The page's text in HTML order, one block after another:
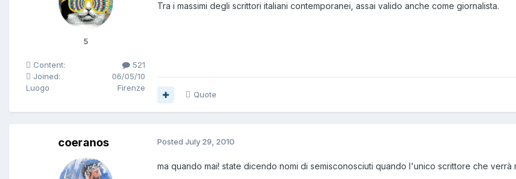
5
Content:
521
Joined:
06/05/10
Luogo
Firenze
Tra i massimi degli scrittori italiani contemporanei, assai valido anche come giornalista.
Quote
coeranos Posted July 29, 2010
ma quando mai! state dicendo nomi di semisconosciuti quando l'unico scrittore che